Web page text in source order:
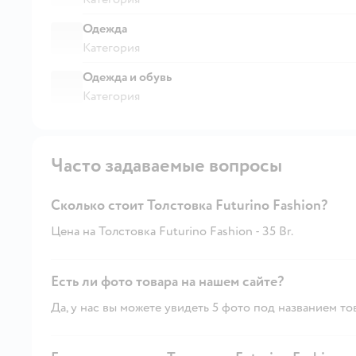
Одежда
Категория
Одежда и обувь
Категория
Часто задаваемые вопросы
Сколько стоит Толстовка Futurino Fashion?
Цена на Толстовка Futurino Fashion - 35 Br.
Есть ли фото товара на нашем сайте?
Да, у нас вы можете увидеть 5 фото под названием